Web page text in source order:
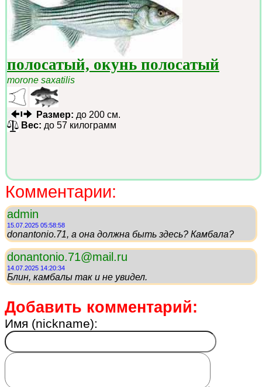
полосатый, окунь полосатый
morone saxatilis
Размер: до 200 см.
Вес: до 57 килограмм
Комментарии:
admin
15.07.2025 05:58:58
donantonio.71, а она должна быть здесь? Камбала?
donantonio.71@mail.ru
14.07.2025 14:20:34
Блин, камбалы так и не увидел.
Добавить комментарий:
Имя (nickname):